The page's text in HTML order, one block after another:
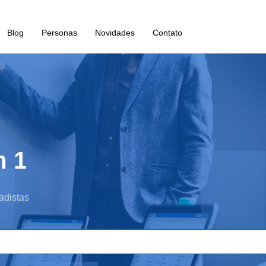
Blog Personas Novidades Contato
1